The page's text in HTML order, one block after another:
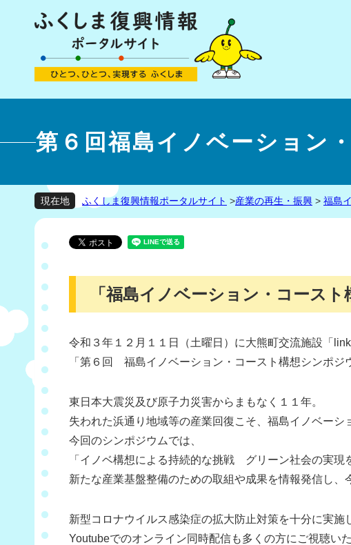
第６回福島イノベーション
現在地 ふくしま復興情報ポータルサイト >産業の再生・振興 > 福島
「福島イノベーション・コース
令和３年１２月１１日（土曜日）に大熊町交流施設「link
「第６回 福島イノベーション・コースト構想シンポジ
東日本大震災及び原子力災害からまもなく１１年。
失われた浜通り地域等の産業回復こそ、福島イノベーシ
今回のシンポジウムでは、
「イノベ構想による持続的な挑戦 グリーン社会の実現
新たな産業基盤整備のための取組や成果を情報発信し、
新型コロナウイルス感染症の拡大防止対策を十分に実施
Youtubeでのオンライン同時配信も多くの方にご視聴い